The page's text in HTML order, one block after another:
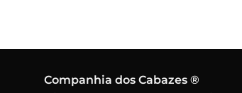
Companhia dos Cabazes ®